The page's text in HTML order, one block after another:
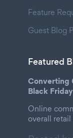
Feature
Guest Blog
Featured
Converting
Black
Online
overall retail